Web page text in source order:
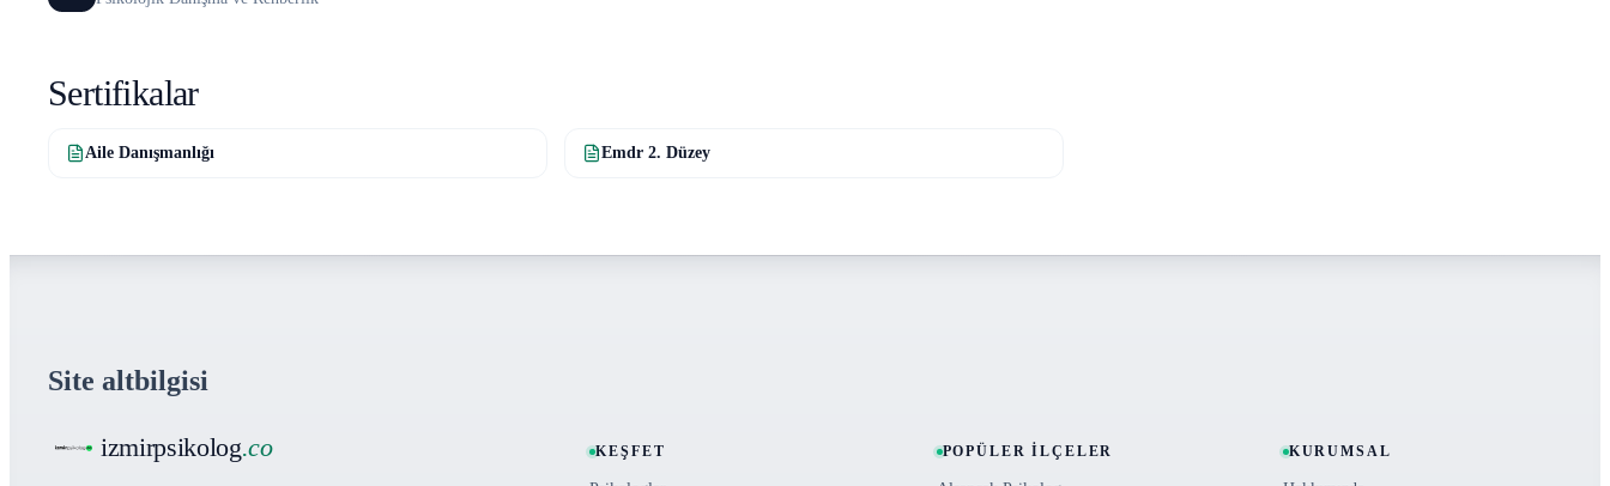
Sertifikalar
Aile Danışmanlığı Emdr 2. Düzey
Site altbilgisi
izmirpsikolog.co KEŞFET POPÜLER İLÇELER KURUMSAL